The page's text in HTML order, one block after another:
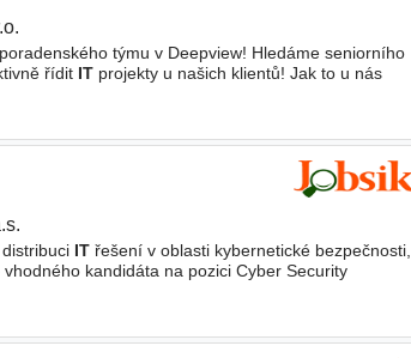
týmu v Deepview! Hledáme seniorního
řídit ITprojekty u našich klientů! Jak to u nás
ITřešení v oblasti kybernetické bezpečnosti,
kandidáta na pozici Cyber Security